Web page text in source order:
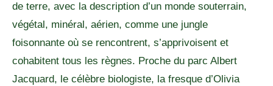
de terre, avec la description d’un monde souterrain,
végétal, minéral, aérien, comme une jungle
foisonnante où se rencontrent, s’apprivoisent et
cohabitent tous les règnes. Proche du parc Albert
Jacquard, le célèbre biologiste, la fresque d’Olivia